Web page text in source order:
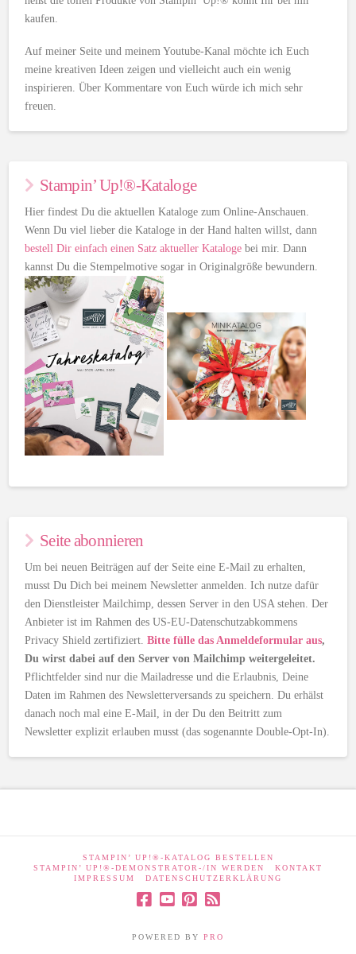
kaufen.
Auf meiner Seite und meinem Youtube-Kanal möchte ich Euch
meine kreativen Ideen zeigen und vielleicht auch ein wenig
inspirieren. Über Kommentare von Euch würde ich mich sehr
freuen.
Stampin’ Up!®-Kataloge
Hier findest Du die aktuellen Kataloge zum Online-Anschauen.
Wenn Du viel lieber die Kataloge in der Hand halten willst, dann
bestell Dir einfach einen Satz aktueller Kataloge bei mir. Dann
kannst Du die Stempelmotive sogar in Originalgröße bewundern.
Seite abonnieren
Um bei neuen Beiträgen auf der Seite eine E-Mail zu erhalten,
musst Du Dich bei meinem Newsletter anmelden. Ich nutze dafür
den Dienstleister Mailchimp, dessen Server in den USA stehen. Der
Anbieter ist im Rahmen des US-EU-Datenschutzabkommens
Privacy Shield zertifiziert.Bitte fülle das Anmeldeformular aus,
Du wirst dabei auf den Server von Mailchimp weitergeleitet.
Pflichtfelder sind nur die Mailadresse und die Erlaubnis, Deine
Daten im Rahmen des Newsletterversands zu speichern. Du erhälst
danach noch mal eine E-Mail, in der Du den Beitritt zum
Newsletter explizit erlauben musst (das sogenannte Double-Opt-In).
STAMPIN’ UP!®-KATALOG BESTELLEN
STAMPIN’ UP!®-DEMONSTRATOR-/IN WERDEN
KONTAKT
IMPRESSUM
DATENSCHUTZERKLÄRUNG
POWERED BY PRO